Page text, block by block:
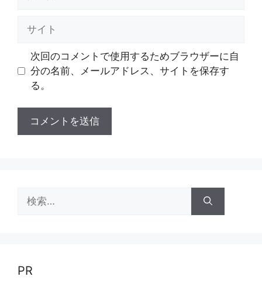
次回のコメントで使用するためブラウザーに自
分の名前、メールアドレス、サイトを保存す
る。
索:
PR